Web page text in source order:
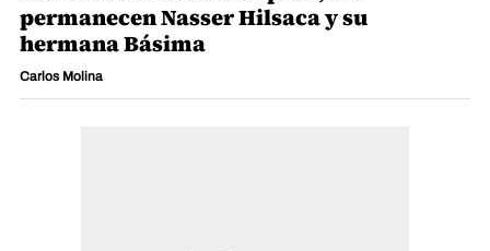
permanecen Nasser Hilsaca y su
hermana Básima
Carlos Molina